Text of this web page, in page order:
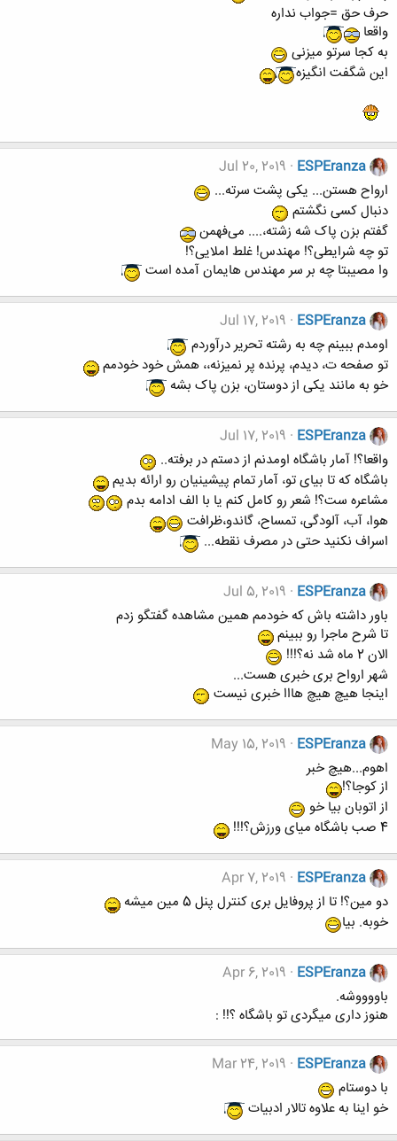
حرف حق =جواب نداره
واقعا
به کجا سرتو میزنی
این شگفت انگیزه
ESPEranza
Jul 20, 2019
ارواح هستن... یکی پشت سرته...
دنبال کسی نگشتم
گفتم بزن پاک شه زشته،.... می‌فهمن
تو چه شرایطی؟! مهندس! غلط املایی؟!
وا مصیبتا چه بر سر مهندس هایمان آمده است
ESPEranza
Jul 17, 2019
اومدم ببینم چه به رشته تحریر درآوردم
تو صفحه ت، دیدم، پرنده پر نمیزنه،، همش خود خودمم
خو به مانند یکی از دوستان، بزن پاک بشه
ESPEranza
Jul 17, 2019
واقعا؟! آمار باشگاه اومدنم از دستم در برفته..
باشگاه که تا بیای تو، آمار تمام پیشینیان رو ارائه بدیم
مشاعره ست؟! شعر رو کامل کنم یا با الف ادامه بدم
هوا، آب، آلودگی، تمساح، گاندو،ظرافت
اسراف نکنید حتی در مصرف نقطه...
ESPEranza
Jul 5, 2019
باور داشته باش که خودمم همین مشاهده گفتگو زدم
تا شرح ماجرا رو ببینم
الان 2 ماه شد نه؟!!!
شهر ارواح بری خبری هست...
اینجا هیچ هیچ هااا خبری نیست
ESPEranza
May 15, 2019
اهوم...هیچ خبر
از کوجا؟!
از اتوبان بیا خو
4 صب باشگاه میای ورزش؟!!!
ESPEranza
Apr 7, 2019
دو مین؟! تا از پروفایل بری کنترل پنل 5 مین میشه
خوبه. بیا
ESPEranza
Apr 6, 2019
باووووشه.
هنوز داری میگردی تو باشگاه ؟!! :
ESPEranza
Mar 24, 2019
با دوستام
خو اینا به علاوه تالار ادبیات